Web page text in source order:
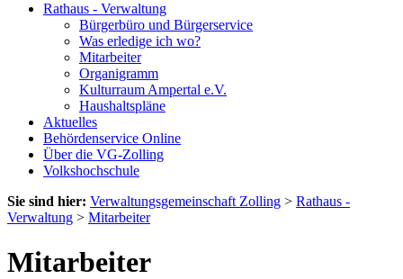
Rathaus - Verwaltung
Bürgerbüro und Bürgerservice
Was erledige ich wo?
Mitarbeiter
Organigramm
Kulturraum Ampertal e.V.
Haushaltspläne
Aktuelles
Behördenservice Online
Über die VG-Zolling
Volkshochschule
Sie sind hier: Verwaltungsgemeinschaft Zolling > Rathaus -
Verwaltung > Mitarbeiter
Mitarbeiter